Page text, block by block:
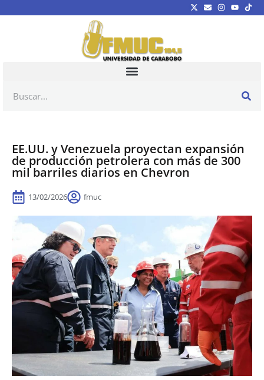
EE.UU. y Venezuela proyectan expansión
de producción petrolera con más de 300
mil barriles diarios en Chevron
13/02/2026 fmuc